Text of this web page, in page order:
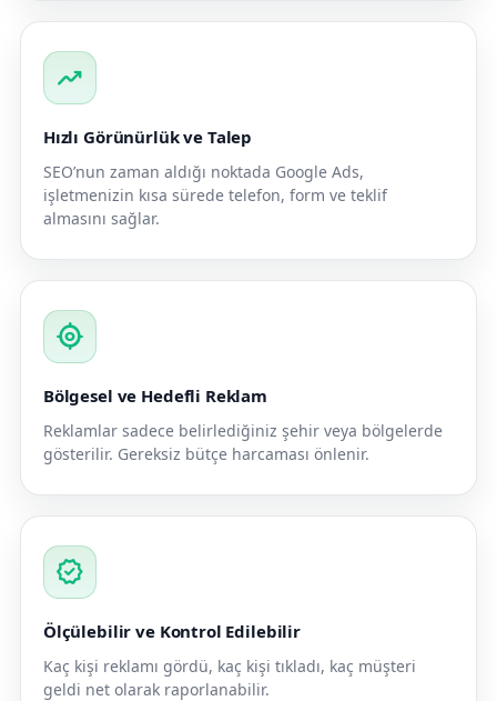
trending_up
Hızlı Görünürlük ve Talep
SEO’nun zaman aldığı noktada Google Ads,
işletmenizin kısa sürede telefon, form ve teklif
almasını sağlar.
my_location
Bölgesel ve Hedefli Reklam
Reklamlar sadece belirlediğiniz şehir veya bölgelerde
gösterilir. Gereksiz bütçe harcaması önlenir.
verified
Ölçülebilir ve Kontrol Edilebilir
Kaç kişi reklamı gördü, kaç kişi tıkladı, kaç müşteri
geldi net olarak raporlanabilir.